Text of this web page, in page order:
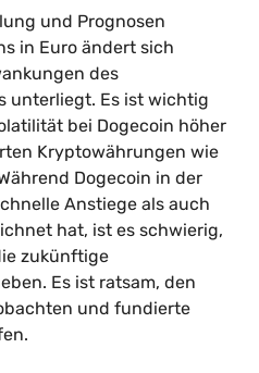
und Prognosen
in Euro ändert sich
des
unterliegt. Es ist wichtig
bei Dogecoin höher
Kryptowährungen wie
Dogecoin in der
Anstiege als auch
hat, ist es schwierig,
zukünftige
Es ist ratsam, den
und fundierte